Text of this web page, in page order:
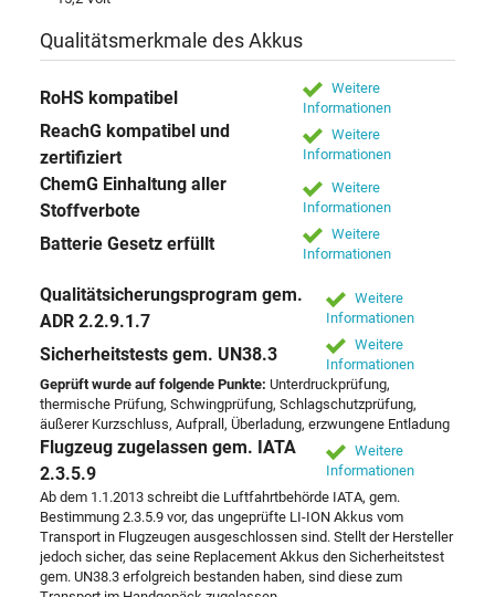
Qualitätsmerkmale des Akkus
RoHS kompatibel
Weitere
Informationen
ReachG kompatibel und
zertifiziert
Weitere
Informationen
ChemG Einhaltung aller
Stoffverbote
Weitere
Informationen
Batterie Gesetz erfüllt
Weitere
Informationen
Qualitätsicherungsprogram gem.
ADR 2.2.9.1.7
Weitere
Informationen
Sicherheitstests gem. UN38.3
Weitere
Informationen
Geprüft wurde auf folgende Punkte: Unterdruckprüfung,
thermische Prüfung, Schwingprüfung, Schlagschutzprüfung,
äußerer Kurzschluss, Aufprall, Überladung, erzwungene Entladung
Flugzeug zugelassen gem. IATA
2.3.5.9
Weitere
Informationen
Ab dem 1.1.2013 schreibt die Luftfahrtbehörde IATA, gem.
Bestimmung 2.3.5.9 vor, das ungeprüfte LI-ION Akkus vom
Transport in Flugzeugen ausgeschlossen sind. Stellt der Hersteller
jedoch sicher, das seine Replacement Akkus den Sicherheitstest
gem. UN38.3 erfolgreich bestanden haben, sind diese zum